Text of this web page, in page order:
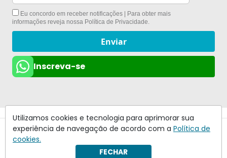
Utilizamos cookies e tecnologia para aprimorar sua
experiência de navegação de acordo com a Política de
cookies.
FECHAR
Eu concordo em receber notificações | Para obter mais
informações reveja nossa Política de Privacidade.
Enviar
Inscreva-se
Colunistas